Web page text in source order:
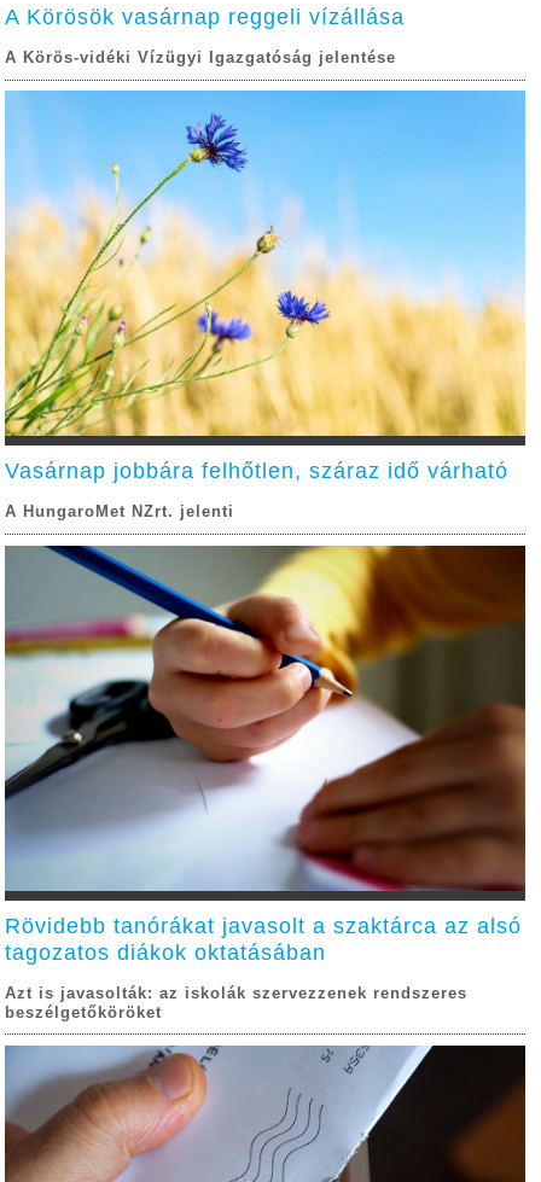
A Körösök vasárnap reggeli vízállása
A Körös-vidéki Vízügyi Igazgatóság jelentése
Vasárnap jobbára felhőtlen, száraz idő várható
A HungaroMet NZrt. jelenti
Rövidebb tanórákat javasolt a szaktárca az alsó
tagozatos diákok oktatásában
Azt is javasolták: az iskolák szervezzenek rendszeres
beszélgetőköröket